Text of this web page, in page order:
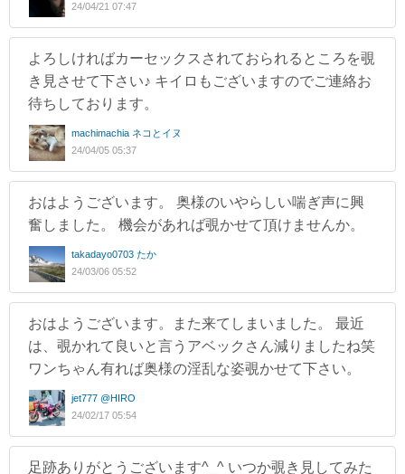
24/04/21 07:47
よろしければカーセックスされておられるところを覗
き見させて下さい♪ キイロもございますのでご連絡お
待ちしております。
machimachia ネコとイヌ
24/04/05 05:37
おはようございます。 奥様のいやらしい喘ぎ声に興
奮しました。 機会があれば覗かせて頂けませんか。
takadayo0703 たか
24/03/06 05:52
おはようございます。また来てしまいました。 最近
は、覗かれて良いと言うアベックさん減りましたね笑
ワンちゃん有れば奥様の淫乱な姿覗かせて下さい。
jet777 @HIRO
24/02/17 05:54
足跡ありがとうございます^_^ いつか覗き見してみた